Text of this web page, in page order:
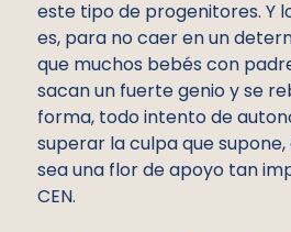
este tipo de progenitores. Y
es, para no caer en un
que muchos bebés con
sacan un fuerte genio y se
forma, todo intento de
superar la culpa que supone,
sea una flor de apoyo tan
CEN.